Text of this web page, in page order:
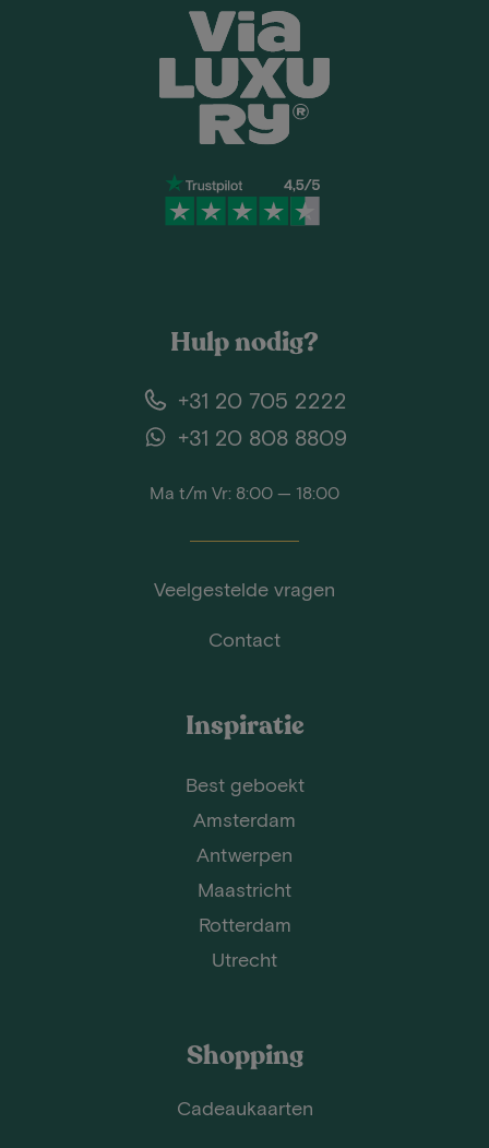
Hulp nodig?
+31 20 705 2222
+31 20 808 8809
Ma t/m Vr: 8:00 — 18:00
Veelgestelde vragen
Contact
Inspiratie
Best geboekt
Amsterdam
Antwerpen
Maastricht
Rotterdam
Utrecht
Shopping
Cadeaukaarten